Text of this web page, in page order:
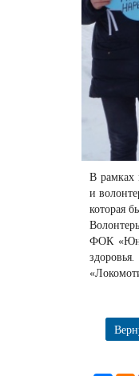
В рамках
и
которая
ФОК